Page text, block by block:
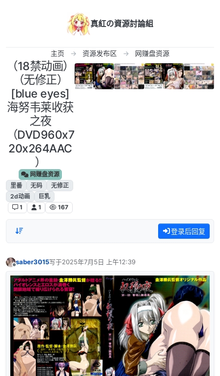
真紅の資源討論組
主页 资源发布区 网赚盘资源
（18禁动画）
（无修正）
[blue eyes]
海努韦莱收获
之夜
（DVD960x7
20x264AAC
）
网赚盘资源
里番
无码
无修正
2d动画
巨乳
1
1 167
登录后回复
saber3015写于2025年7月5日 上午12:39
最后由 编辑